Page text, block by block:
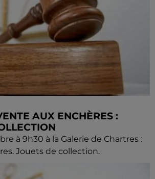
AUX ENCHÈRES :
à 9h30 à la Galerie de Chartres :
Jouets de collection.